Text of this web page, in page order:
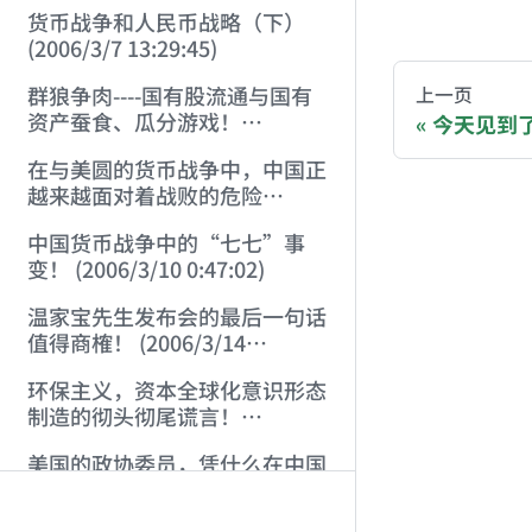
货币战争和人民币战略（下）
(2006/3/7 13:29:45)
群狼争肉----国有股流通与国有
资产蚕食、瓜分游戏！
在与美圆的货币战争中，中国正
越来越面对着战败的危险
中国货币战争中的“七七”事
变！ (2006/3/10 0:47:02)
温家宝先生发布会的最后一句话
值得商榷！ (2006/3/14
环保主义，资本全球化意识形态
制造的彻头彻尾谎言！
美国的政协委员，凭什么在中国
You are
If you are an
上一页
今天见到